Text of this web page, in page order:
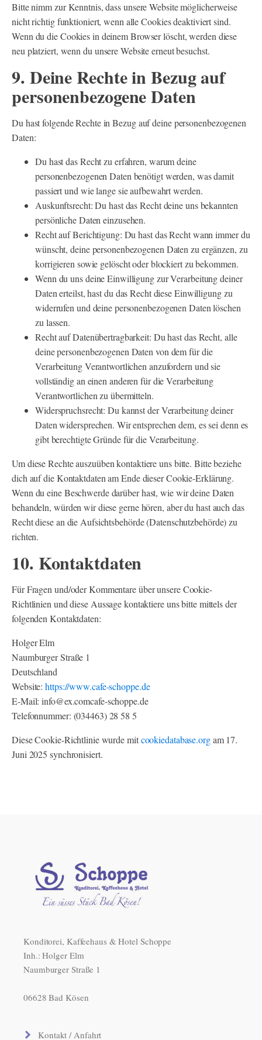
Bitte nimm zur Kenntnis, dass unsere Website möglicherweise
nicht richtig funktioniert, wenn alle Cookies deaktiviert sind.
Wenn du die Cookies in deinem Browser löscht, werden diese
neu platziert, wenn du unsere Website erneut besuchst.
9. Deine Rechte in Bezug auf
personenbezogene Daten
Du hast folgende Rechte in Bezug auf deine personenbezogenen
Daten:
Du hast das Recht zu erfahren, warum deine
personenbezogenen Daten benötigt werden, was damit
passiert und wie lange sie aufbewahrt werden.
Auskunftsrecht: Du hast das Recht deine uns bekannten
persönliche Daten einzusehen.
Recht auf Berichtigung: Du hast das Recht wann immer du
wünscht, deine personenbezogenen Daten zu ergänzen, zu
korrigieren sowie gelöscht oder blockiert zu bekommen.
Wenn du uns deine Einwilligung zur Verarbeitung deiner
Daten erteilst, hast du das Recht diese Einwilligung zu
widerrufen und deine personenbezogenen Daten löschen
zu lassen.
Recht auf Datenübertragbarkeit: Du hast das Recht, alle
deine personenbezogenen Daten von dem für die
Verarbeitung Verantwortlichen anzufordern und sie
vollständig an einen anderen für die Verarbeitung
Verantwortlichen zu übermitteln.
Widerspruchsrecht: Du kannst der Verarbeitung deiner
Daten widersprechen. Wir entsprechen dem, es sei denn es
gibt berechtigte Gründe für die Verarbeitung.
Um diese Rechte auszuüben kontaktiere uns bitte. Bitte beziehe
dich auf die Kontaktdaten am Ende dieser Cookie-Erklärung.
Wenn du eine Beschwerde darüber hast, wie wir deine Daten
behandeln, würden wir diese gerne hören, aber du hast auch das
Recht diese an die Aufsichtsbehörde (Datenschutzbehörde) zu
richten.
10. Kontaktdaten
Für Fragen und/oder Kommentare über unsere Cookie-
Richtlinien und diese Aussage kontaktiere uns bitte mittels der
folgenden Kontaktdaten:
Holger Elm
Naumburger Straße 1
Deutschland
Website:https://www.cafe-schoppe.de
E-Mail:info@ex.comcafe-schoppe.de
Telefonnummer: (034463) 28 58 5
Diese Cookie-Richtlinie wurde mitcookiedatabase.orgam 17.
Juni 2025 synchronisiert.
Konditorei, Kaffeehaus & Hotel Schoppe
Inh.: Holger Elm
Naumburger Straße 1
06628 Bad Kösen
Kontakt / Anfahrt